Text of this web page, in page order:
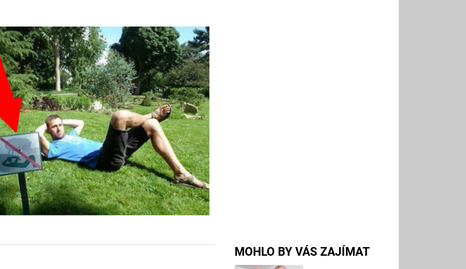
MOHLO BY VÁS ZAJÍMAT